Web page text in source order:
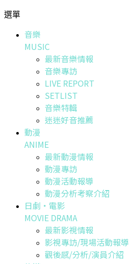
選單
音樂
MUSIC
最新音樂情報
音樂專訪
LIVE REPORT
SETLIST
音樂特輯
迷迷好音推薦
動漫
ANIME
最新動漫情報
動漫專訪
動漫活動報導
動漫分析考察介紹
日劇・電影
MOVIE DRAMA
最新影視情報
影視專訪/現場活動報導
觀後感/分析/演員介紹